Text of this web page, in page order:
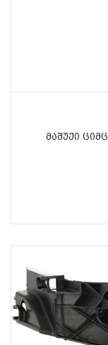
ᲛᲐᲨᲣᲥᲘ